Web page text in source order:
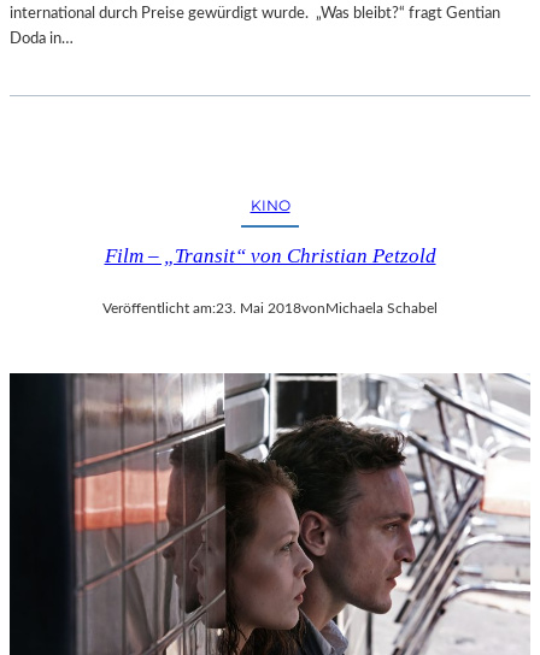
international durch Preise gewürdigt wurde. „Was bleibt?“ fragt Gentian
Doda in…
KINO
Film – „Transit“ von Christian Petzold
Veröffentlicht am:23. Mai 2018von Michaela Schabel